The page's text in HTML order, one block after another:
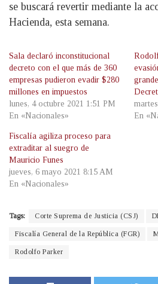
se buscará revertir mediante la
Hacienda, esta semana.
Sala declaró inconstitucional
decreto con el que más de 360
empresas pudieron evadir $280
millones en impuestos
lunes, 4 octubre 2021 1:51 PM
En «Nacionales»
En
Fiscalía agiliza proceso para
extraditar al suegro de
Mauricio Funes
jueves, 6 mayo 2021 8:15 AM
En «Nacionales»
Tags: Corte Suprema de Justicia (CSJ)
Fiscalía General de la República (FGR)
Rodolfo Parker